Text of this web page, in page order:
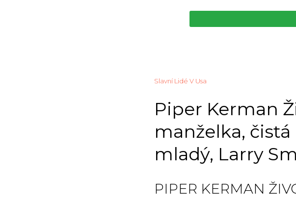
Slavní Lidé V Usa
Piper Kerman
manželka,
mladý, Larry
PIPER KERMAN